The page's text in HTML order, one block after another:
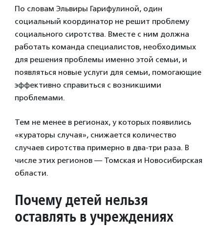
По словам Эльвиры Гарифулиной, один
социальный координатор не решит проблему
социального сиротства. Вместе с ним должна
работать команда специалистов, необходимых
для решения проблемы именно этой семьи, и
появляться новые услуги для семьи, помогающие
эффективно справиться с возникшими
проблемами.
Тем не менее в регионах, у которых появились
«кураторы случая», снижается количество
случаев сиротства примерно в два-три раза. В
числе этих регионов — Томская и Новосибирская
области.
Почему детей нельзя
оставлять в учреждениях